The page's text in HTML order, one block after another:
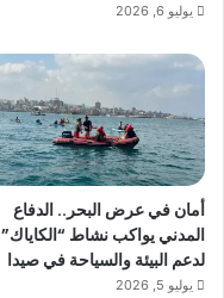
يوليو 6, 2026
أمان في عرض البحر.. الدفاع
المدني يواكب نشاط “الكاياك”
لدعم البيئة والسياحة في صيدا
يوليو 5, 2026